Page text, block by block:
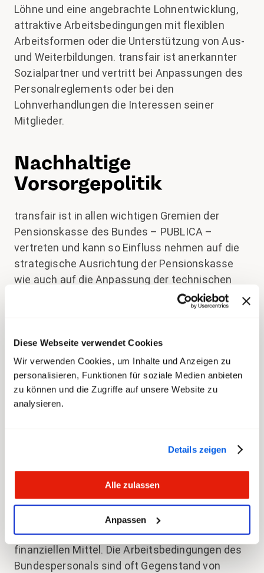
Diese Webseite verwendet Cookies
Wir verwenden Cookies, um Inhalte und Anzeigen zu
personalisieren, Funktionen für soziale Medien anbieten
zu können und die Zugriffe auf unsere Website zu
analysieren.
Details zeigen
Alle zulassen
Anpassen
Löhne und eine angebrachte Lohnentwicklung,
attraktive Arbeitsbedingungen mit flexiblen
Arbeitsformen oder die Unterstützung von Aus-
und Weiterbildungen. transfair ist anerkannter
Sozialpartner und vertritt bei Anpassungen des
Personalreglements oder bei den
Lohnverhandlungen die Interessen seiner
Mitglieder.
Nachhaltige
Vorsorgepolitik
transfair ist in allen wichtigen Gremien der
Pensionskasse des Bundes – PUBLICA –
vertreten und kann so Einfluss nehmen auf die
strategische Ausrichtung der Pensionskasse
wie auch auf die Anpassung der technischen
Parameter. Denn für transfair steht vor allem
eine nachhaltige Vorsorgepolitik im Fokus, die
Pension ermöglicht. transfair setzt sich in
diesem Rahmen zudem für eine faire Verteilung
zwischen Jung und Alt ein.
Einflussnahme auf die
Wenn es um das Bundespersonal geht, hat
oftmals das Parlament das letzte Wort. So
beschliesst es auch bei Swissmedic, welche
Arbeitsbedingungen gelten oder definiert über
das Budget die zur Verfügung stehenden
finanziellen Mittel. Die Arbeitsbedingungen des
Bundespersonals sind oft Gegenstand von